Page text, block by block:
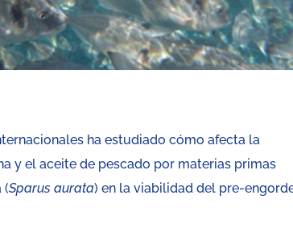
ha estudiado cómo afecta la
y el aceite de pescado por materias primas
(Sparus aurata) en la viabilidad del pre-